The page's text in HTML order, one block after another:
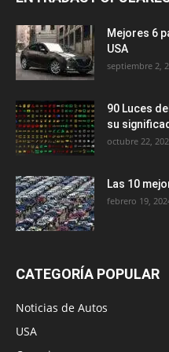
Mejores 6
USA
septiembre 2,
90 Luces
su
octubre 22,
Las 10
febrero 19,
CATEGORÍA POPULAR
Noticias de Autos
USA